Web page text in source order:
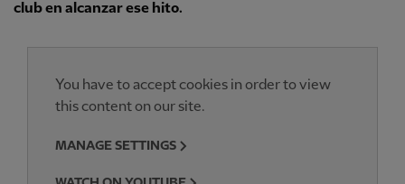
club en alcanzar ese hito.
You have to accept cookies in order to view
this content on our site.
MANAGE SETTINGS